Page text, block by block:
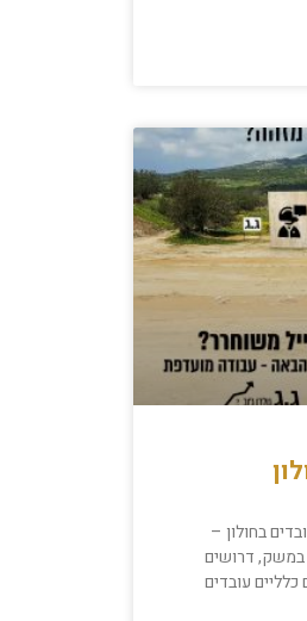
בחולון –
במשק, דרושים
עובדים